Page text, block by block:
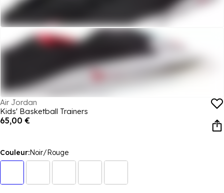
Air Jordan
Kids' Basketball Trainers
65,00 €
Couleur:Noir/Rouge